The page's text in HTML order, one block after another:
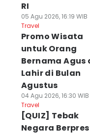
RI
05 Agu 2026, 16:19 WIB
Travel
Promo Wisata
untuk Orang
Bernama Agus
Lahir di Bulan
Agustus
04 Agu 2026, 16:30 WIB
Travel
[QUIZ] Tebak
Negara